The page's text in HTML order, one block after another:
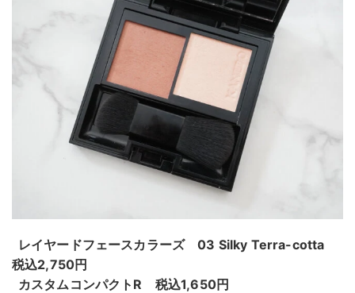
レイヤードフェースカラーズ 03 Silky Terra-cotta
税込2,750円
カスタムコンパクトR 税込1,650円